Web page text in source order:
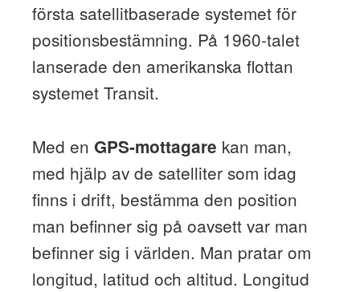
första satellitbaserade systemet för
positionsbestämning. På 1960-talet
lanserade den amerikanska flottan
systemet Transit.
Med en GPS-mottagare kan man,
med hjälp av de satelliter som idag
finns i drift, bestämma den position
man befinner sig på oavsett var man
befinner sig i världen. Man pratar om
longitud, latitud och altitud. Longitud